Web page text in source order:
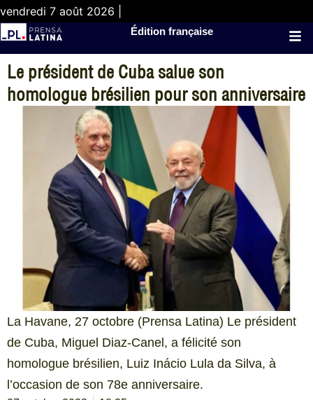
vendredi 7 août 2026 |
Édition française
Le président de Cuba salue son
homologue brésilien pour son anniversaire
La Havane, 27 octobre (Prensa Latina) Le président
de Cuba, Miguel Diaz-Canel, a félicité son
homologue brésilien, Luiz Inácio Lula da Silva, à
l’occasion de son 78e anniversaire.